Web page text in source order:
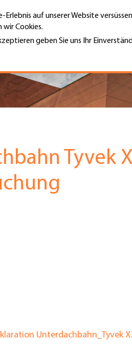
Erlebnis auf unserer Website
wir Cookies.
geben Sie uns Ihr
Tyvek
Unterdachbahn_Tyvek